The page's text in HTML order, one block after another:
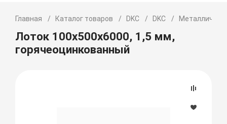
Главная Каталог товаров DKC DKC
Лоток 100х500х6000, 1,5 мм,
горячеоцинкованный